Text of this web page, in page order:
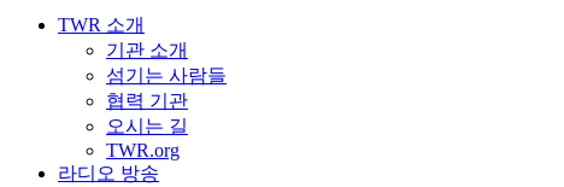
TWR 소개
기관 소개
섬기는 사람들
협력 기관
오시는 길
TWR.org
라디오 방송